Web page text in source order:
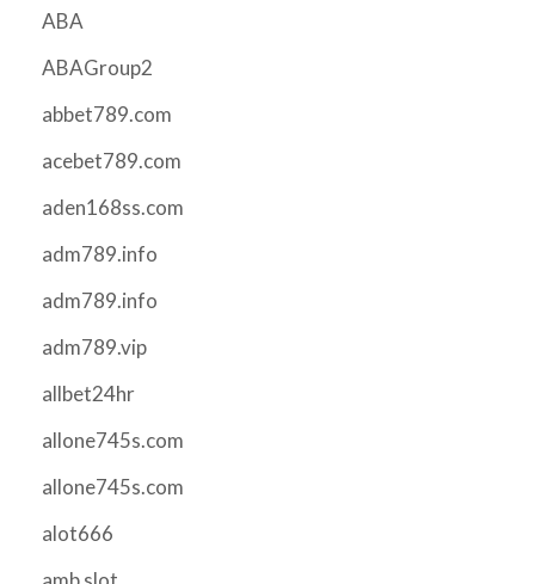
ABA
ABAGroup2
abbet789.com
acebet789.com
aden168ss.com
adm789.info
adm789.info
adm789.vip
allbet24hr
allone745s.com
allone745s.com
alot666